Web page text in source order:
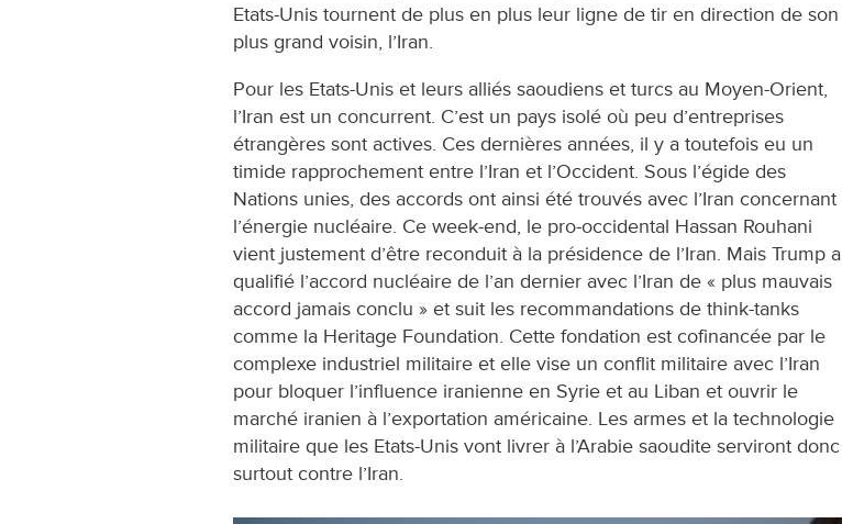
Etats-Unis tournent de plus en plus leur ligne de tir en direction de son
plus grand voisin, l’Iran.
Pour les Etats-Unis et leurs alliés saoudiens et turcs au Moyen-Orient,
l’Iran est un concurrent. C’est un pays isolé où peu d’entreprises
étrangères sont actives. Ces dernières années, il y a toutefois eu un
timide rapprochement entre l’Iran et l’Occident. Sous l’égide des
Nations unies, des accords ont ainsi été trouvés avec l’Iran concernant
l’énergie nucléaire. Ce week-end, le pro-occidental Hassan Rouhani
vient justement d’être reconduit à la présidence de l’Iran. Mais Trump a
qualifié l’accord nucléaire de l’an dernier avec l’Iran de « plus mauvais
accord jamais conclu » et suit les recommandations de think-tanks
comme la Heritage Foundation. Cette fondation est cofinancée par le
complexe industriel militaire et elle vise un conflit militaire avec l’Iran
pour bloquer l’influence iranienne en Syrie et au Liban et ouvrir le
marché iranien à l’exportation américaine. Les armes et la technologie
militaire que les Etats-Unis vont livrer à l’Arabie saoudite serviront donc
surtout contre l’Iran.